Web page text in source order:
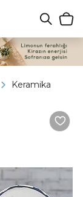
Keramika